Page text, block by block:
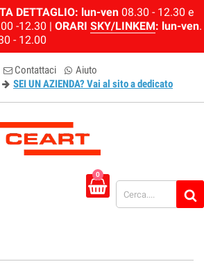
DETTAGLIO: lun-ven 08.30 - 12.30 e
-12.30 | ORARI SKY/LINKEM: lun-ven.
- 12.00
Contattaci Aiuto
SEI UN AZIENDA? Vai al sito a dedicato
0